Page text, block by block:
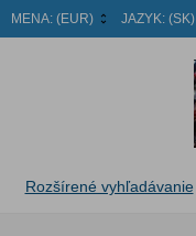
MENA: (EUR) JAZYK: (SK)
Rozšírené vyhľadávanie